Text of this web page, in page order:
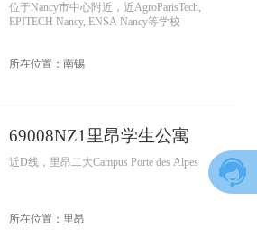
位于Nancy市中心附近，近AgroParisTech,
EPITECH Nancy, ENSA Nancy等学校
所在位置：南锡
69008NZ1里昂学生公寓
近D线，里昂二大Campus Porte des Alpes
所在位置：里昂